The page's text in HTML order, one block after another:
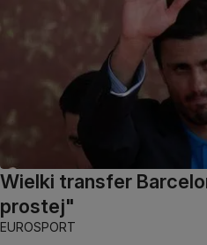
Wielki transfer
prostej"
EUROSPORT